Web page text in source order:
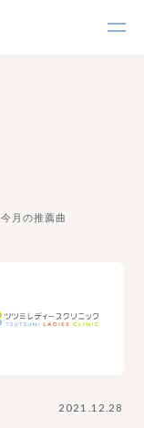
今月の推薦曲
2021.12.28